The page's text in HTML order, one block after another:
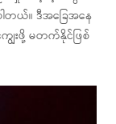
တယ်။ ဒီအခြေအနေ
ေးဖို့ မတက်နိုင်ဖြစ်